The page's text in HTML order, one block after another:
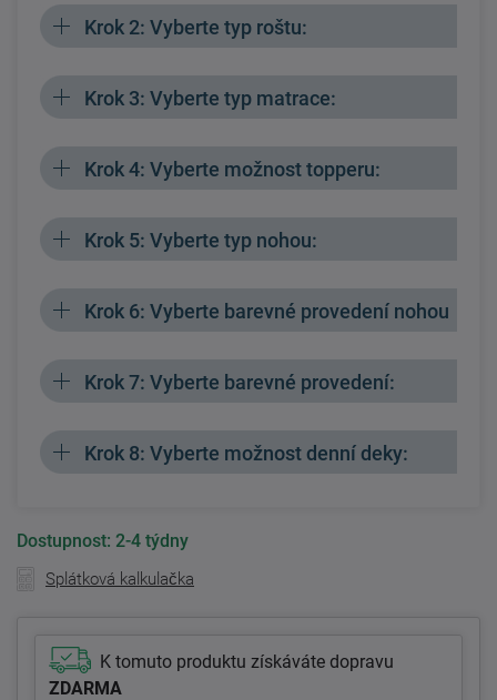
Krok 2: Vyberte typ roštu:
Krok 3: Vyberte typ matrace:
Krok 4: Vyberte možnost topperu:
Krok 5: Vyberte typ nohou:
Krok 6: Vyberte barevné provedení nohou
Krok 7: Vyberte barevné provedení:
Krok 8: Vyberte možnost denní deky:
Dostupnost: 2-4 týdny
Splátková kalkulačka
K tomuto produktu získáváte dopravu
ZDARMA